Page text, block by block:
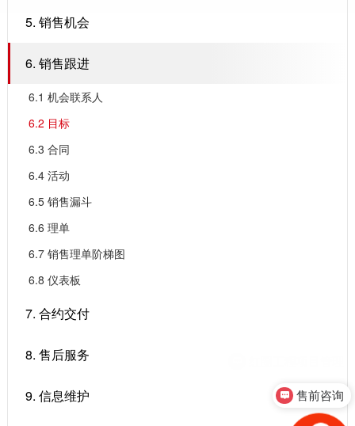
5. 销售机会
6. 销售跟进
6.1 机会联系人
6.2 目标
6.3 合同
6.4 活动
6.5 销售漏斗
6.6 理单
6.7 销售理单阶梯图
6.8 仪表板
7. 合约交付
8. 售后服务
9. 信息维护 售前咨询